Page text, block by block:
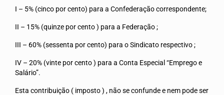
Vídeos
I – 5% (cinco por cento) para a Confederação correspondente;
II – 15% (quinze por cento ) para a Federação ;
III – 60% (sessenta por cento) para o Sindicato respectivo ;
IV – 20% (vinte por cento ) para a Conta Especial “Emprego e
Salário”.
Esta contribuição ( imposto ) , não se confunde e nem pode ser